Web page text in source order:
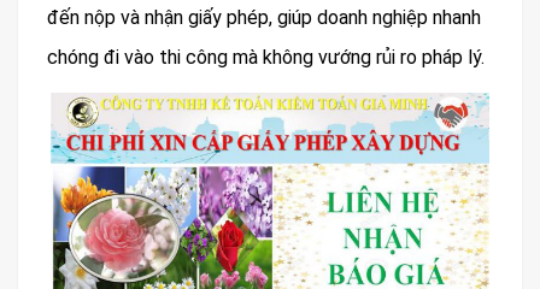
đến nộp và nhận giấy phép, giúp doanh nghiệp nhanh
chóng đi vào thi công mà không vướng rủi ro pháp lý.